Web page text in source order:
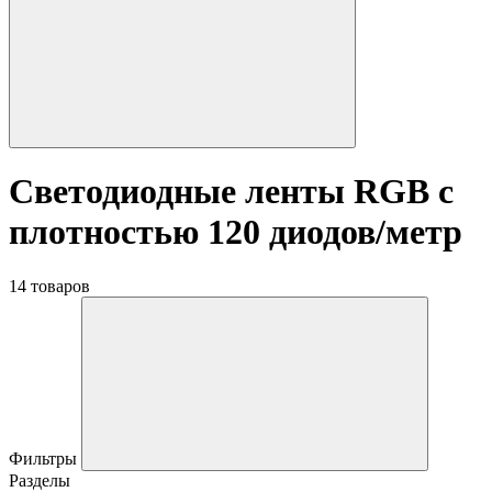
Светодиодные ленты RGB с
плотностью 120 диодов/метр
14 товаров
Фильтры
Разделы